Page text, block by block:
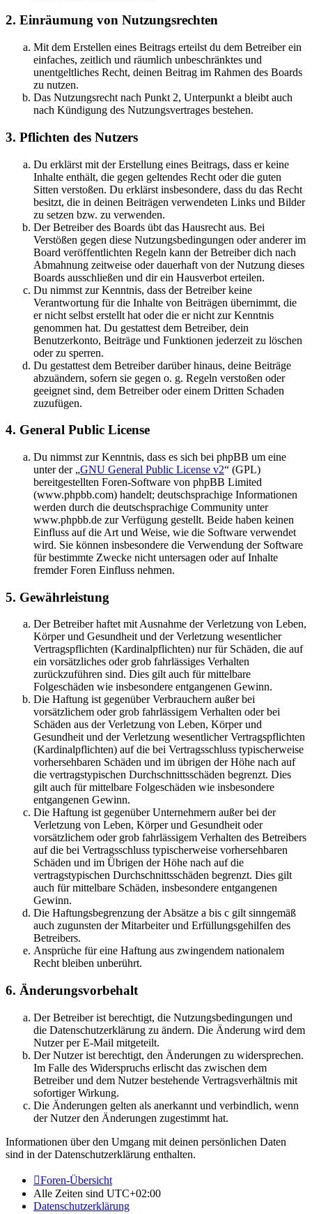
2. Einräumung von Nutzungsrechten
Mit dem Erstellen eines Beitrags erteilst du dem Betreiber ein
einfaches, zeitlich und räumlich unbeschränktes und
unentgeltliches Recht, deinen Beitrag im Rahmen des Boards
zu nutzen.
Das Nutzungsrecht nach Punkt 2, Unterpunkt a bleibt auch
nach Kündigung des Nutzungsvertrages bestehen.
3. Pflichten des Nutzers
Du erklärst mit der Erstellung eines Beitrags, dass er keine
Inhalte enthält, die gegen geltendes Recht oder die guten
Sitten verstoßen. Du erklärst insbesondere, dass du das Recht
besitzt, die in deinen Beiträgen verwendeten Links und Bilder
zu setzen bzw. zu verwenden.
Der Betreiber des Boards übt das Hausrecht aus. Bei
Verstößen gegen diese Nutzungsbedingungen oder anderer im
Board veröffentlichten Regeln kann der Betreiber dich nach
Abmahnung zeitweise oder dauerhaft von der Nutzung dieses
Boards ausschließen und dir ein Hausverbot erteilen.
Du nimmst zur Kenntnis, dass der Betreiber keine
Verantwortung für die Inhalte von Beiträgen übernimmt, die
er nicht selbst erstellt hat oder die er nicht zur Kenntnis
genommen hat. Du gestattest dem Betreiber, dein
Benutzerkonto, Beiträge und Funktionen jederzeit zu löschen
oder zu sperren.
Du gestattest dem Betreiber darüber hinaus, deine Beiträge
abzuändern, sofern sie gegen o. g. Regeln verstoßen oder
geeignet sind, dem Betreiber oder einem Dritten Schaden
zuzufügen.
4. General Public License
Du nimmst zur Kenntnis, dass es sich bei phpBB um eine
unter der „GNU General Public License v2“ (GPL)
bereitgestellten Foren-Software von phpBB Limited
(www.phpbb.com) handelt; deutschsprachige Informationen
werden durch die deutschsprachige Community unter
www.phpbb.de zur Verfügung gestellt. Beide haben keinen
Einfluss auf die Art und Weise, wie die Software verwendet
wird. Sie können insbesondere die Verwendung der Software
für bestimmte Zwecke nicht untersagen oder auf Inhalte
fremder Foren Einfluss nehmen.
5. Gewährleistung
Der Betreiber haftet mit Ausnahme der Verletzung von Leben,
Körper und Gesundheit und der Verletzung wesentlicher
Vertragspflichten (Kardinalpflichten) nur für Schäden, die auf
ein vorsätzliches oder grob fahrlässiges Verhalten
zurückzuführen sind. Dies gilt auch für mittelbare
Folgeschäden wie insbesondere entgangenen Gewinn.
Die Haftung ist gegenüber Verbrauchern außer bei
vorsätzlichem oder grob fahrlässigem Verhalten oder bei
Schäden aus der Verletzung von Leben, Körper und
Gesundheit und der Verletzung wesentlicher Vertragspflichten
(Kardinalpflichten) auf die bei Vertragsschluss typischerweise
vorhersehbaren Schäden und im übrigen der Höhe nach auf
die vertragstypischen Durchschnittsschäden begrenzt. Dies
gilt auch für mittelbare Folgeschäden wie insbesondere
entgangenen Gewinn.
Die Haftung ist gegenüber Unternehmern außer bei der
Verletzung von Leben, Körper und Gesundheit oder
vorsätzlichem oder grob fahrlässigem Verhalten des Betreibers
auf die bei Vertragsschluss typischerweise vorhersehbaren
Schäden und im Übrigen der Höhe nach auf die
vertragstypischen Durchschnittsschäden begrenzt. Dies gilt
auch für mittelbare Schäden, insbesondere entgangenen
Gewinn.
Die Haftungsbegrenzung der Absätze a bis c gilt sinngemäß
auch zugunsten der Mitarbeiter und Erfüllungsgehilfen des
Betreibers.
Ansprüche für eine Haftung aus zwingendem nationalem
Recht bleiben unberührt.
6. Änderungsvorbehalt
Der Betreiber ist berechtigt, die Nutzungsbedingungen und
die Datenschutzerklärung zu ändern. Die Änderung wird dem
Nutzer per E-Mail mitgeteilt.
Der Nutzer ist berechtigt, den Änderungen zu widersprechen.
Im Falle des Widerspruchs erlischt das zwischen dem
Betreiber und dem Nutzer bestehende Vertragsverhältnis mit
sofortiger Wirkung.
Die Änderungen gelten als anerkannt und verbindlich, wenn
der Nutzer den Änderungen zugestimmt hat.
Informationen über den Umgang mit deinen persönlichen Daten
sind in der Datenschutzerklärung enthalten.
Foren-Übersicht
Alle Zeiten sind UTC+02:00
Datenschutzerklärung